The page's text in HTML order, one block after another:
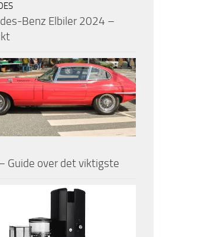
Benz Elbiler 2024 –
Guide over det viktigste